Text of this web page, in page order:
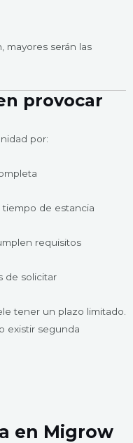
mayores serán las
provocar
por:
de estancia
requisitos
de solicitar
tener un plazo limitado.
existir segunda
en Migrow